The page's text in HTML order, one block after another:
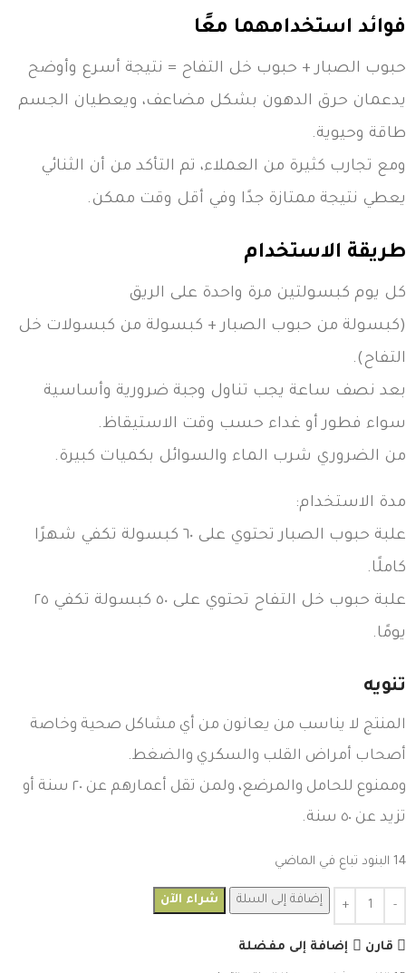
فوائد استخدامهما معًا
حبوب الصبار + حبوب خل التفاح = نتيجة أسرع وأوضح
يدعمان حرق الدهون بشكل مضاعف، ويعطيان الجسم
طاقة وحيوية.
ومع تجارب كثيرة من العملاء، تم التأكد من أن الثنائي
يعطي نتيجة ممتازة جدًا وفي أقل وقت ممكن.
طريقة الاستخدام
كل يوم كبسولتين مرة واحدة على الريق
(كبسولة من حبوب الصبار + كبسولة من كبسولات خل
التفاح).
بعد نصف ساعة يجب تناول وجبة ضرورية وأساسية
سواء فطور أو غداء حسب وقت الاستيقاظ.
من الضروري شرب الماء والسوائل بكميات كبيرة.
مدة الاستخدام:
علبة حبوب الصبار تحتوي على ٦٠ كبسولة تكفي شهرًا
كاملًا.
علبة حبوب خل التفاح تحتوي على ٥٠ كبسولة تكفي ٢٥
يومًا.
تنويه
المنتج لا يناسب من يعانون من أي مشاكل صحية وخاصة
أصحاب أمراض القلب والسكري والضغط.
وممنوع للحامل والمرضع، ولمن تقل أعمارهم عن ٢٠ سنة أو
تزيد عن ٥٠ سنة.
14 البنود تباع في الماضي
إضافة إلى السلة شراء الآن
قارن إضافة إلى مفضلة